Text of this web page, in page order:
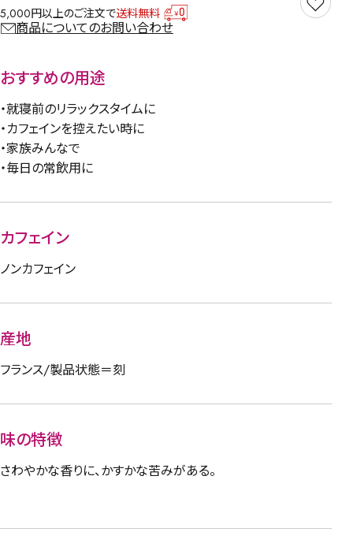
5,000円以上のご注文で送料無料
商品についてのお問い合わせ
おすすめの用途
・就寝前のリラックスタイムに
・カフェインを控えたい時に
・家族みんなで
・毎日の常飲用に
カフェイン
ノンカフェイン
産地
フランス/製品状態＝刻
味の特徴
さわやかな香りに、かすかな苦みがある。